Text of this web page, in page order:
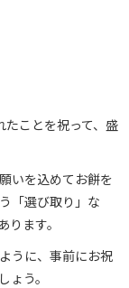
ことを祝って、盛
いを込めてお餅を
「選び取り」な
ます。
うに、事前にお祝
う。